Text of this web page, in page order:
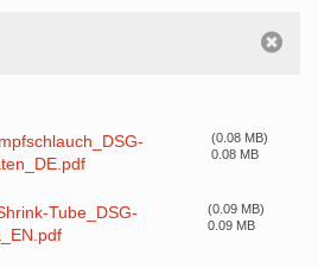
(0.08 MB)
0.08 MB
Tube_DSG-
(0.09 MB)
0.09 MB